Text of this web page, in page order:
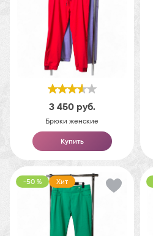
3 450 руб.
Брюки женские
Купить
-50 % Хит